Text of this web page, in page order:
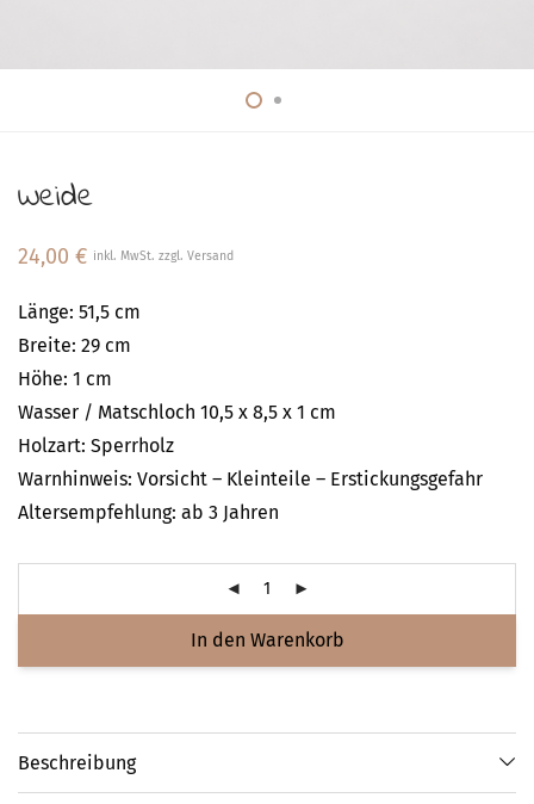
Weide
24,00 € inkl. MwSt. zzgl. Versand
Länge: 51,5 cm
Breite: 29 cm
Höhe: 1 cm
Wasser / Matschloch 10,5 x 8,5 x 1 cm
Holzart: Sperrholz
Warnhinweis: Vorsicht – Kleinteile – Erstickungsgefahr
Altersempfehlung: ab 3 Jahren
In den Warenkorb
Beschreibung